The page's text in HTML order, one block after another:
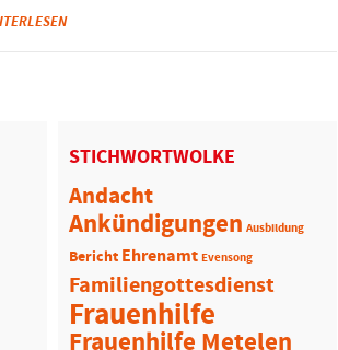
STICHWORTWOLKE
Andacht
Ankündigungen Ausbildung
Bericht Ehrenamt Evensong
Familiengottesdienst
Frauenhilfe
Frauenhilfe Metelen